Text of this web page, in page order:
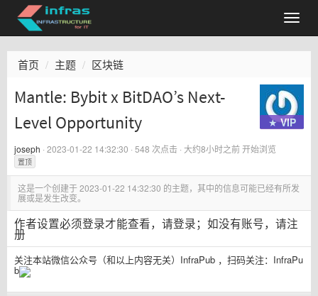
首页 主题 区块链
★ VIP
Mantle: Bybit x BitDAO’s Next-
Level Opportunity
joseph · 2023-01-22 14:32:30 · 548 次点击 · 大约8小时之前开始浏览
置顶
这是一个创建于2023-01-22 14:32:30 的主题，其中的信息可能已经有所发
展或是发生改变。
作者设置必须登录才能查看， 请登录；如没有账号， 请注
册
关注本站微信公众号（和以上内容无关）InfraPub ，扫码关注： InfraPu
b